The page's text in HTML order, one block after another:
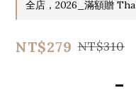
全店，2026_滿額贈
NT$279 NT$310